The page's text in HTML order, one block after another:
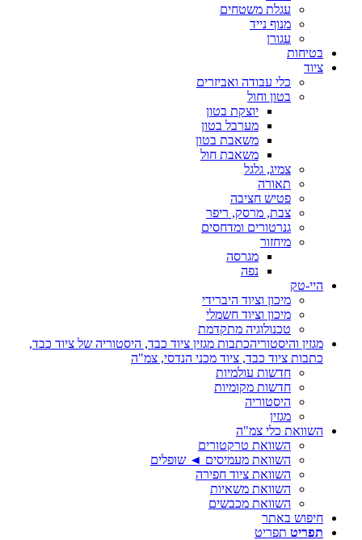
עגלת משטחים
מנוף נייד
עגורן
בטיחות
ציוד
כלי עבודה ואביזרים
בטון וחול
יוצקת בטון
מערבל בטון
משאבת בטון
משאבת חול
צמיג, גלגל
תאורה
פטיש חציבה
צבת, מרסק, ריפר
גנרטורים ומדחסים
מיחזור
מגרסה
נפה
היי-טק
מיכון וציוד היברידי
מיכון וציוד חשמלי
טכנולוגיה מתקדמת
מגזין והיסטוריהכתבות מגזין ציוד כבד, היסטוריה של ציוד כבד,
כתבות ציוד כבד, ציוד מכני הנדסי, צמ"ה
חדשות עולמיות
חדשות מקומיות
היסטוריה
מגזין
השוואת כלי צמ"ה
השוואת טרקטורים
השוואת מעמיסים ◄ שופלים
השוואת ציוד חפירה
השוואת משאיות
השוואת מכבשים
חיפוש באתר
תפריט תפריט